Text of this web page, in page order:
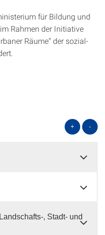
für Bildung und
Rahmen der Initiative
Räume“ der sozial-
+ -
, Stadt- und